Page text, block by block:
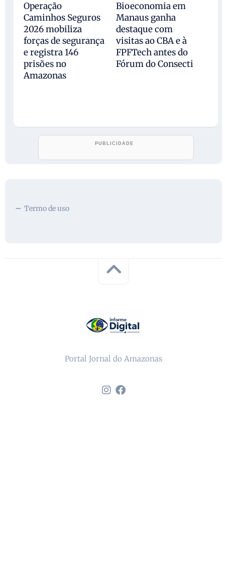
Operação
Caminhos Seguros
2026 mobiliza
forças de segurança
e registra 146
prisões no
Amazonas
Bioeconomia em
Manaus ganha
destaque com
visitas ao CBA e à
FPFTech antes do
Fórum do Consecti
Termo de uso
Portal Jornal do Amazonas